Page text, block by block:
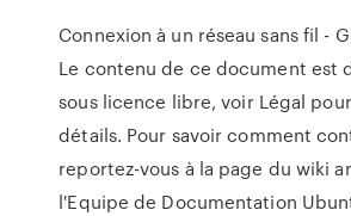
Connexion à un réseau sans fil -
Le contenu de ce document est
sous licence libre, voir Légal
détails. Pour savoir comment
reportez-vous à la page du wiki
l'Equipe de Documentation